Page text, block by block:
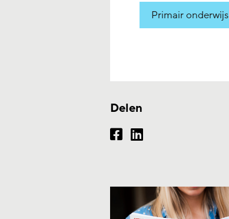
Primair onderwijs
Delen